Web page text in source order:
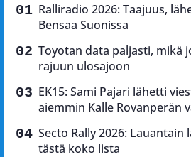
Ralliradio 2026: Taajuus,
Bensaa Suonissa
Toyotan data paljasti, mikä
rajuun ulosajoon
EK15: Sami Pajari lähetti
aiemmin Kalle Rovanperän
Secto Rally 2026:
tästä koko lista